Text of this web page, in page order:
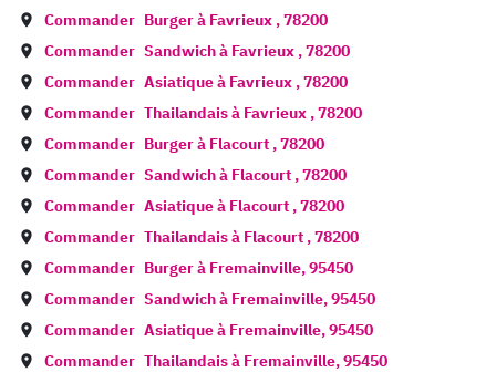
Commander Burger à Favrieux ,78200
Commander Sandwich à Favrieux ,78200
Commander Asiatique à Favrieux ,78200
Commander Thailandais à Favrieux ,78200
Commander Burger à Flacourt ,78200
Commander Sandwich à Flacourt ,78200
Commander Asiatique à Flacourt ,78200
Commander Thailandais à Flacourt ,78200
Commander Burger à Fremainville,95450
Commander Sandwich à Fremainville,95450
Commander Asiatique à Fremainville,95450
Commander Thailandais à Fremainville,95450